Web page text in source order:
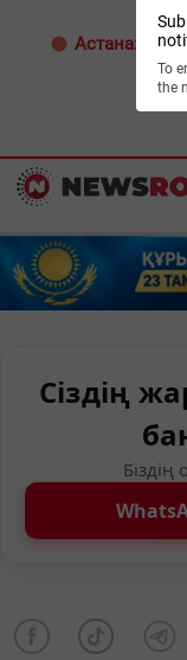
To
the
Астана: 31°C
Сіздің
Біздің